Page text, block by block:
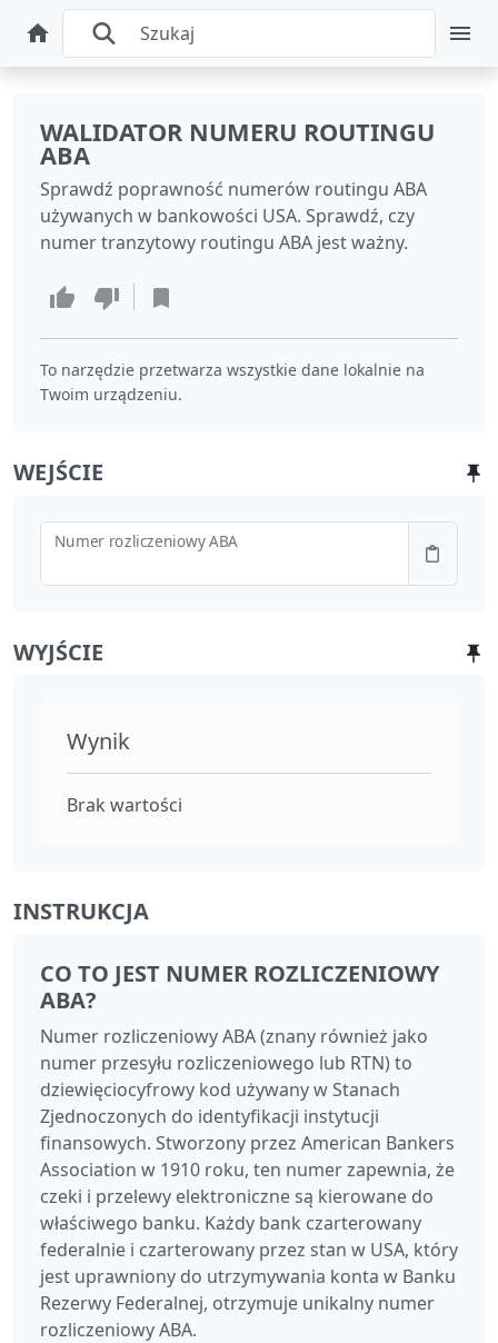
WALIDATOR NUMERU ROUTINGU
ABA
Sprawdź poprawność numerów routingu ABA
używanych w bankowości USA. Sprawdź, czy
numer tranzytowy routingu ABA jest ważny.
To narzędzie przetwarza wszystkie dane lokalnie na
Twoim urządzeniu.
WEJŚCIE
Numer rozliczeniowy ABA
WYJŚCIE
Wynik
Brak wartości
INSTRUKCJA
CO TO JEST NUMER ROZLICZENIOWY
ABA?
Numer rozliczeniowy ABA (znany również jako
numer przesyłu rozliczeniowego lub RTN) to
dziewięciocyfrowy kod używany w Stanach
Zjednoczonych do identyfikacji instytucji
finansowych. Stworzony przez American Bankers
Association w 1910 roku, ten numer zapewnia, że
czeki i przelewy elektroniczne są kierowane do
właściwego banku. Każdy bank czarterowany
federalnie i czarterowany przez stan w USA, który
jest uprawniony do utrzymywania konta w Banku
Rezerwy Federalnej, otrzymuje unikalny numer
rozliczeniowy ABA.